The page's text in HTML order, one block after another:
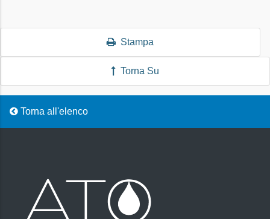
Stampa
Torna Su
Torna all'elenco